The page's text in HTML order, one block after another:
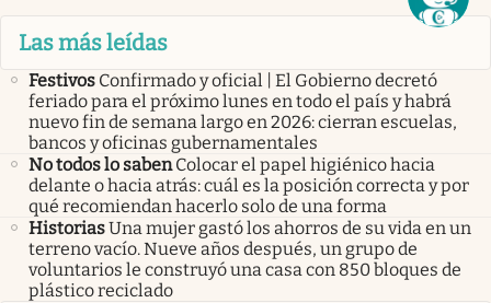
Las más leídas
Festivos Confirmado y oficial | El Gobierno decretó
feriado para el próximo lunes en todo el país y habrá
nuevo fin de semana largo en 2026: cierran escuelas,
bancos y oficinas gubernamentales
No todos lo saben Colocar el papel higiénico hacia
delante o hacia atrás: cuál es la posición correcta y por
qué recomiendan hacerlo solo de una forma
HistoriasUna mujer gastó los ahorros de su vida en un
terreno vacío. Nueve años después, un grupo de
voluntarios le construyó una casa con 850 bloques de
plástico reciclado